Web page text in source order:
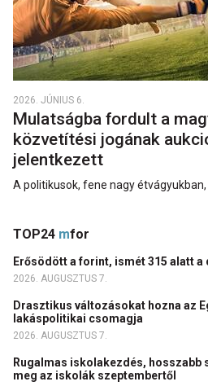
2026. JÚNIUS 6.
Mulatságba fordult a
közvetítési jogának
jelentkezett
A politikusok, fene nagy
TOP24 mfor
Erősödött a forint, ismét 315 alatt a
2026. AUGUSZTUS 7.
Drasztikus változásokat hozna az
lakáspolitikai csomagja
2026. AUGUSZTUS 7.
Rugalmas iskolakezdés, hosszabb
meg az iskolák szeptembertől